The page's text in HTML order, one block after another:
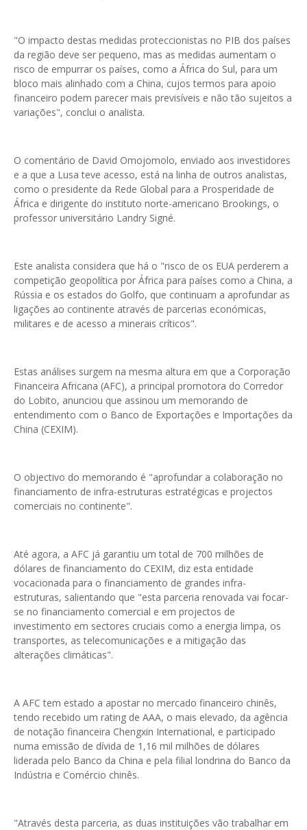
"O impacto destas medidas proteccionistas no PIB dos países
da região deve ser pequeno, mas as medidas aumentam o
risco de empurrar os países, como a África do Sul, para um
bloco mais alinhado com a China, cujos termos para apoio
financeiro podem parecer mais previsíveis e não tão sujeitos a
variações", conclui o analista.
O comentário de David Omojomolo, enviado aos investidores
e a que a Lusa teve acesso, está na linha de outros analistas,
como o presidente da Rede Global para a Prosperidade de
África e dirigente do instituto norte-americano Brookings, o
professor universitário Landry Signé.
Este analista considera que há o "risco de os EUA perderem a
competição geopolítica por África para países como a China, a
Rússia e os estados do Golfo, que continuam a aprofundar as
ligações ao continente através de parcerias económicas,
militares e de acesso a minerais críticos".
Estas análises surgem na mesma altura em que a Corporação
Financeira Africana (AFC), a principal promotora do Corredor
do Lobito, anunciou que assinou um memorando de
entendimento com o Banco de Exportações e Importações da
China (CEXIM).
O objectivo do memorando é "aprofundar a colaboração no
financiamento de infra-estruturas estratégicas e projectos
comerciais no continente".
Até agora, a AFC já garantiu um total de 700 milhões de
dólares de financiamento do CEXIM, diz esta entidade
vocacionada para o financiamento de grandes infra-
estruturas, salientando que "esta parceria renovada vai focar-
se no financiamento comercial e em projectos de
investimento em sectores cruciais como a energia limpa, os
transportes, as telecomunicações e a mitigação das
alterações climáticas".
A AFC tem estado a apostar no mercado financeiro chinês,
tendo recebido um rating de AAA, o mais elevado, da agência
de notação financeira Chengxin International, e participado
numa emissão de dívida de 1,16 mil milhões de dólares
liderada pelo Banco da China e pela filial londrina do Banco da
Indústria e Comércio chinês.
"Através desta parceria, as duas instituições vão trabalhar em